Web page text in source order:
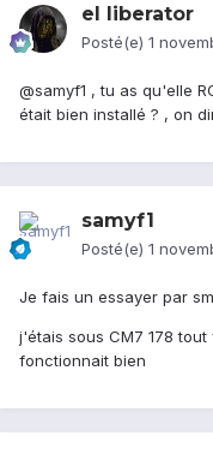
el liberator
Posté(e) 1
@samyf1 , tu as qu'elle
était bien installé ? , on
samyf1
Posté(e) 1
Je fais un essayer par
j'étais sous CM7 178
fonctionnait bien